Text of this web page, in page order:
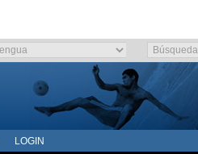
LOGIN